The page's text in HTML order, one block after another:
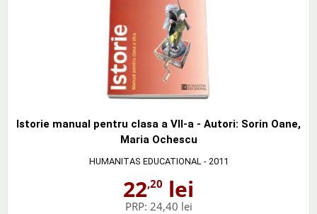
Istorie manual pentru clasa a VII-a - Autori: Sorin Oane,
Maria Ochescu
HUMANITAS EDUCATIONAL - 2011
22,20 lei
PRP: 24,40 lei